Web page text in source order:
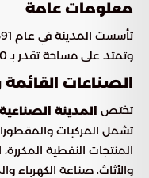
معلومات عامة
وتمتد على مساحة تقدر بـ 12,000,000 متر مربع.
الصناعات
تختص المدينة
تشمل المركبات
المنتجات النفطية
والأثاث، صناعة الكهرباء